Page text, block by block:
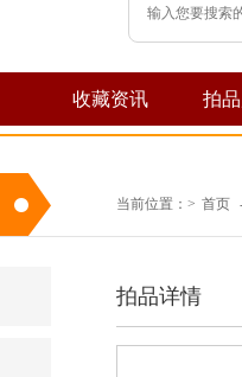
收藏资讯 拍
当前位置： > 首页
拍品详情